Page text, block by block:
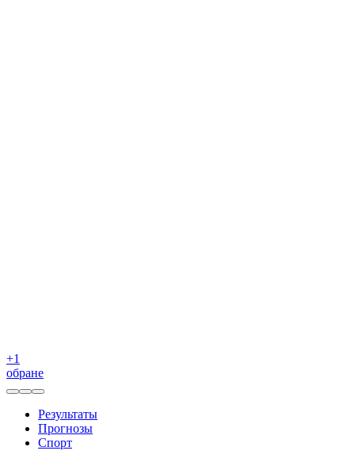
+1
обране
Результаты
Прогнозы
Спорт